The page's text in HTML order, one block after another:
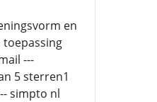
en
---
5 sterren1
simpto nl